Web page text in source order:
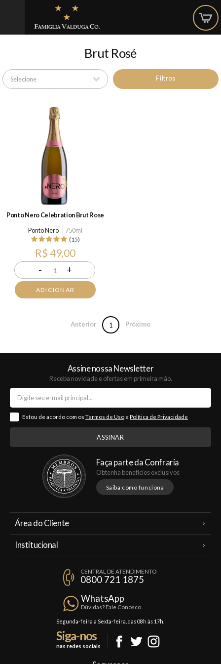
Brut Rosé
Filtros
Ponto Nero Celebration Brut Rose
Ponto Nero
750ml
(15)
R$ 49,00
- 1 +
ADICIONAR
Anterior 1 Próximo
Assine nossa Newsletter
Receba novidade e ofertas em primeira mão.
Estou de acordo com os Termos de Uso e Política de Privacidade
Faça parte da Confraria
Obtenha benefícios exclusivos
Saiba como funciona
Área do Cliente
Institucional
Política de Privacidade
Trocas e Devoluções
Formas de Pagamento
CENTRAL DE ATENDIMENTO
0800 721 1875
WhatsApp
Dúvidas? Fale Conosco
Segunda-feira a Sexta-feira, das 08h às 17h.
Siga-nos
nas redes sociais